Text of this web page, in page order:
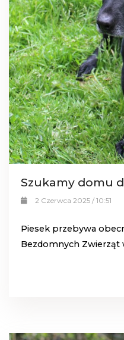
Szukamy domu
2 Czerwca 2025 / 10:51
Piesek przebywa
Bezdomnych Zwierząt